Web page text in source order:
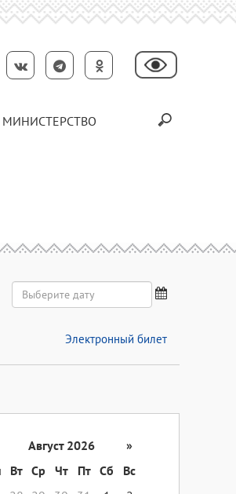
МИНИСТЕРСТВО
Электронный билет
Август 2026
»
Вт Ср Чт Пт Сб
Вс